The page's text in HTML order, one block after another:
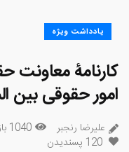
یادداشت ویژه
کارنامۀ
امور حقوقی بین
علیرضا رنجبر 1040 بازدید
120 پسندیدن